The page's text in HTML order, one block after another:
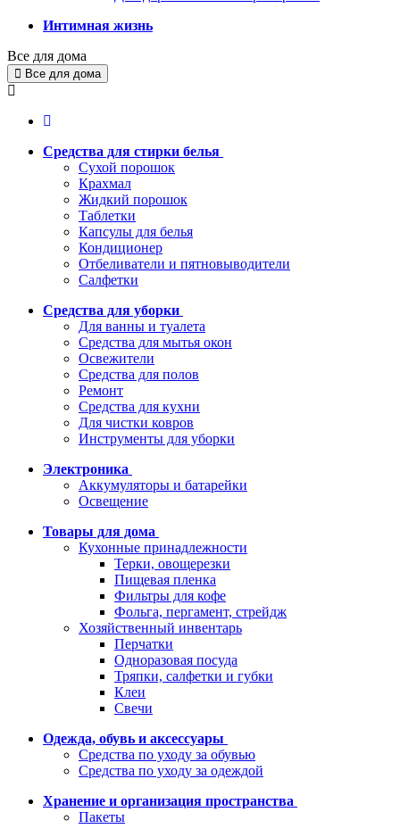
Интимная жизнь
Все для дома
Все для дома
Средства для стирки белья
Сухой порошок
Крахмал
Жидкий порошок
Таблетки
Капсулы для белья
Кондиционер
Отбеливатели и пятновыводители
Салфетки
Средства для уборки
Для ванны и туалета
Средства для мытья окон
Освежители
Средства для полов
Ремонт
Средства для кухни
Для чистки ковров
Инструменты для уборки
Электроника
Аккумуляторы и батарейки
Освещение
Товары для дома
Кухонные принадлежности
Терки, овощерезки
Пищевая пленка
Фильтры для кофе
Фольга, пергамент, стрейдж
Хозяйственный инвентарь
Перчатки
Одноразовая посуда
Тряпки, салфетки и губки
Клеи
Свечи
Одежда, обувь и аксессуары
Средства по уходу за обувью
Средства по уходу за одеждой
Хранение и организация пространства
Пакеты